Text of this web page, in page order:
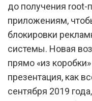
до получения root-
приложениям,
блокировки
системы. Новая
прямо «из
презентация, как
сентября 2019